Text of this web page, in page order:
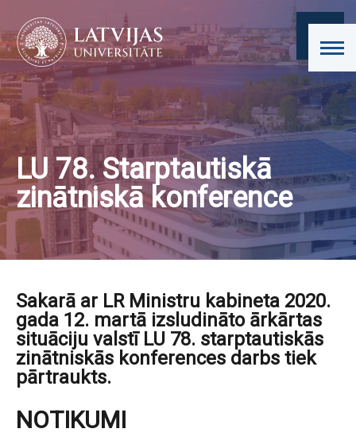
LU 78. Starptautiskā
zinātniskā konference
Sakarā ar LR Ministru kabineta 2020.
gada 12. martā izsludināto ārkārtas
situāciju valstī LU 78. starptautiskās
zinātniskās konferences darbs tiek
pārtraukts.
NOTIKUMI